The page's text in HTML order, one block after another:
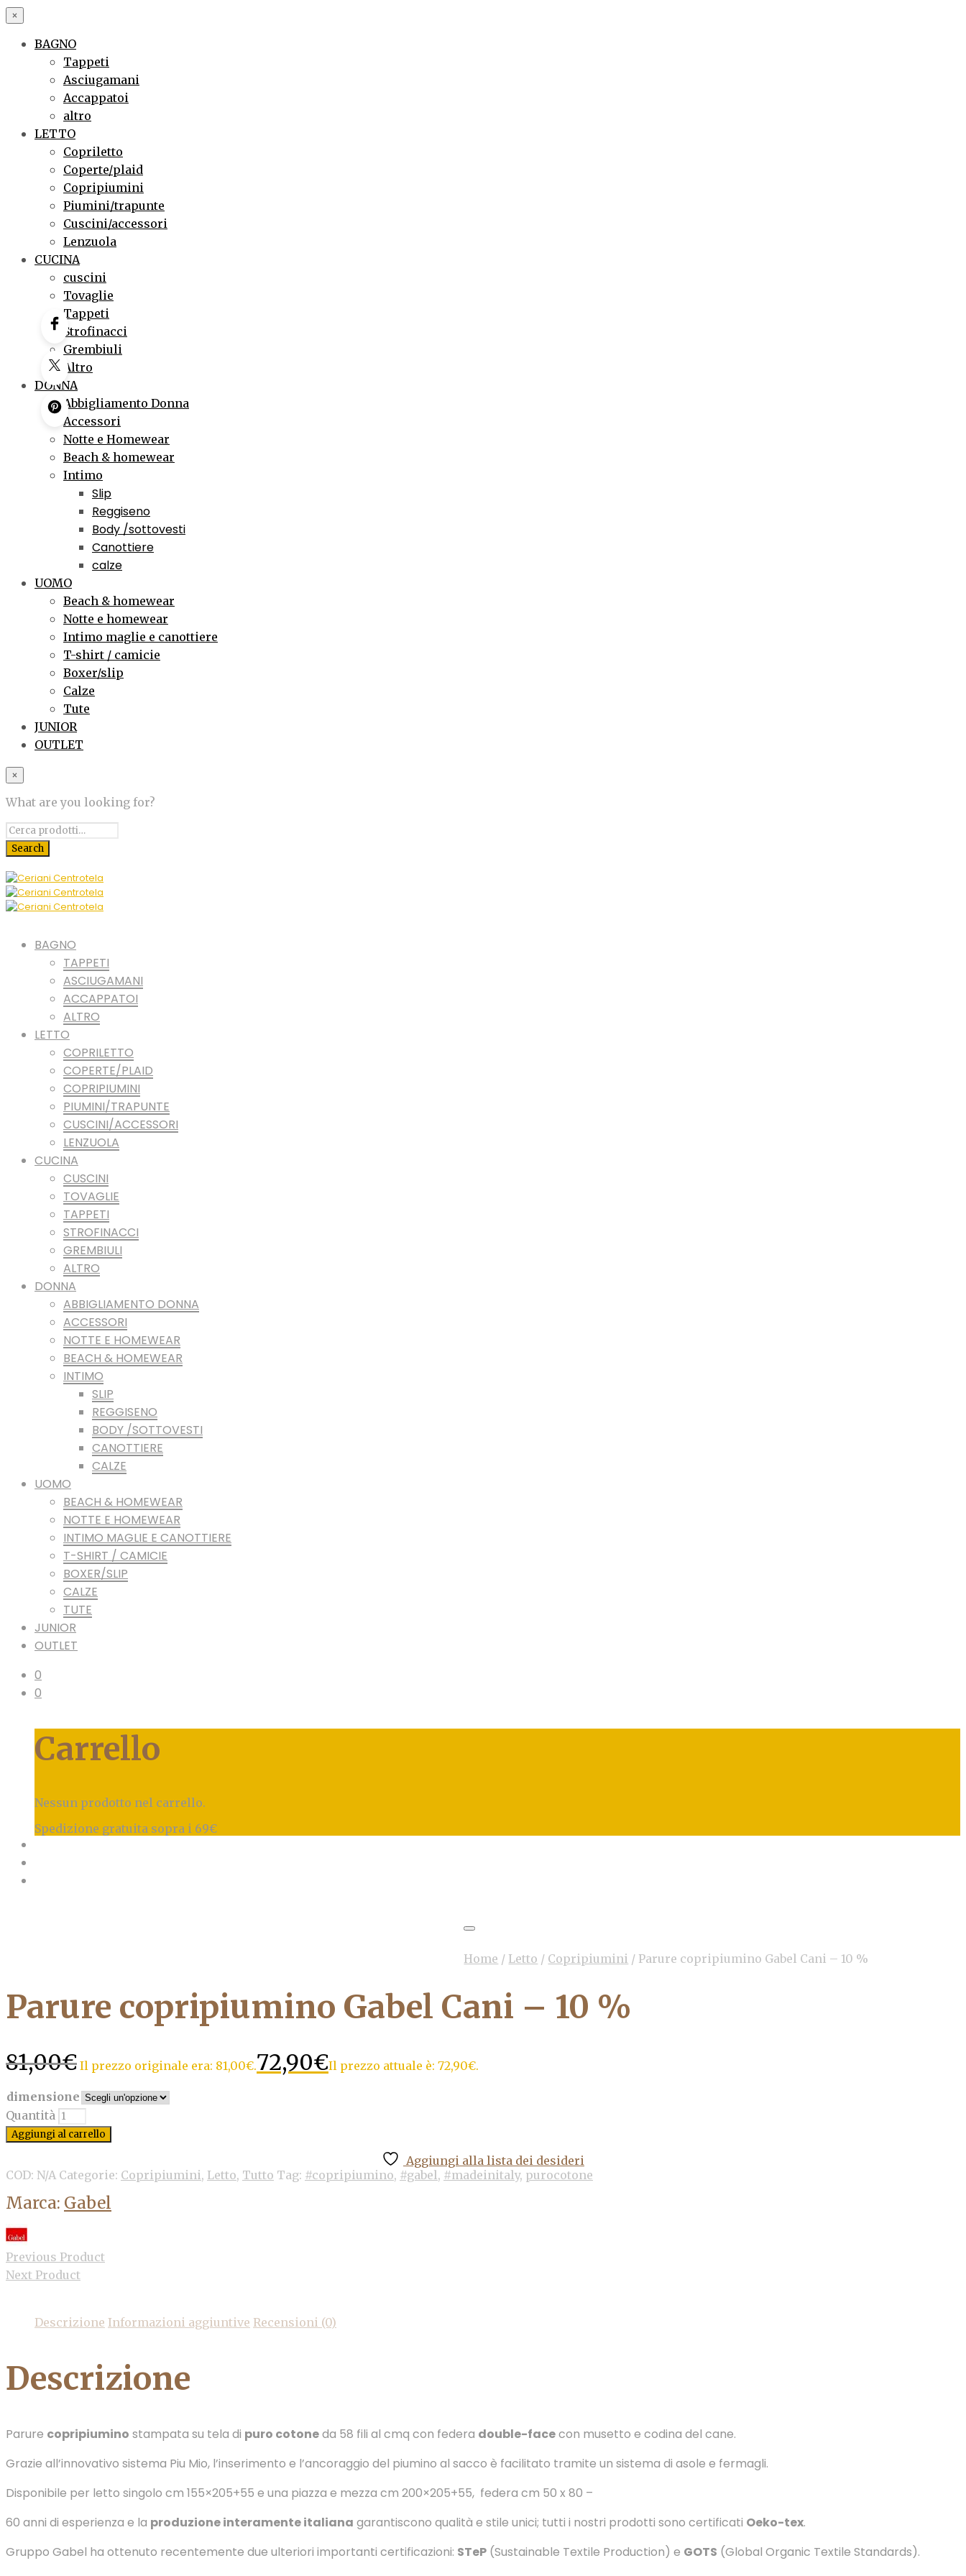
×
BAGNO
Tappeti
Asciugamani
Accappatoi
altro
LETTO
Copriletto
Coperte/plaid
Copripiumini
Piumini/trapunte
Cuscini/accessori
Lenzuola
CUCINA
cuscini
Tovaglie
Tappeti
Strofinacci
Grembiuli
Altro
DONNA
Abbigliamento Donna
Accessori
Notte e Homewear
Beach & homewear
Intimo
Slip
Reggiseno
Body /sottovesti
Canottiere
calze
UOMO
Beach & homewear
Notte e homewear
Intimo maglie e canottiere
T-shirt / camicie
Boxer/slip
Calze
Tute
JUNIOR
OUTLET
×
What are you looking for?
BAGNO
TAPPETI
ASCIUGAMANI
ACCAPPATOI
ALTRO
LETTO
COPRILETTO
COPERTE/PLAID
COPRIPIUMINI
PIUMINI/TRAPUNTE
CUSCINI/ACCESSORI
LENZUOLA
CUCINA
CUSCINI
TOVAGLIE
TAPPETI
STROFINACCI
GREMBIULI
ALTRO
DONNA
ABBIGLIAMENTO DONNA
ACCESSORI
NOTTE E HOMEWEAR
BEACH & HOMEWEAR
INTIMO
SLIP
REGGISENO
BODY /SOTTOVESTI
CANOTTIERE
CALZE
UOMO
BEACH & HOMEWEAR
NOTTE E HOMEWEAR
INTIMO MAGLIE E CANOTTIERE
T-SHIRT / CAMICIE
BOXER/SLIP
CALZE
TUTE
JUNIOR
OUTLET
0
0
Carrello
Nessun prodotto nel carrello.
Spedizione gratuita sopra i 69€
Home / Letto / Copripiumini / Parure copripiumino Gabel Cani – 10 %
Parure copripiumino Gabel Cani – 10 %
81,00€ Il prezzo originale era: 81,00€.72,90€Il prezzo attuale è: 72,90€.
dimensione
Quantità
Aggiungi al carrello
Aggiungi alla lista dei desideri
COD: N/A Categorie: Copripiumini, Letto, Tutto Tag: #copripiumino, #gabel, #madeinitaly, purocotone
Marca: Gabel
Previous Product
Next Product
Descrizione Informazioni aggiuntive Recensioni (0)
Descrizione
Parure copripiumino stampata su tela di puro cotoneda 58 fili al cmq con federa double-facecon musetto e codina del cane.
Grazie all’innovativo sistema Piu Mio, l’inserimento e l’ancoraggio del piumino al sacco è facilitato tramite un sistema di asole e fermagli.
Disponibile per letto singolo cm 155×205+55 e una piazza e mezza cm 200×205+55, federa cm 50 x 80 –
60 anni di esperienza e la produzione interamente italiana garantiscono qualità e stile unici; tutti i nostri prodotti sono certificati Oeko-tex.
Gruppo Gabel ha ottenuto recentemente due ulteriori importanti certificazioni: STeP (Sustainable Textile Production) e GOTS (Global Organic Textile Standards).